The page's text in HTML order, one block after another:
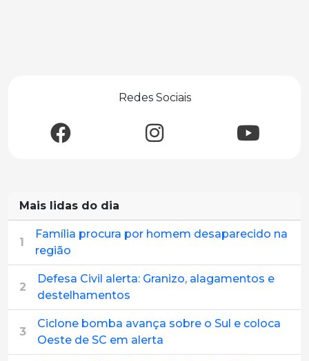
Redes Sociais
Mais lidas do dia
1
Família procura por homem desaparecido na
região
2
Defesa Civil alerta: Granizo, alagamentos e
destelhamentos
3
Ciclone bomba avança sobre o Sul e coloca
Oeste de SC em alerta